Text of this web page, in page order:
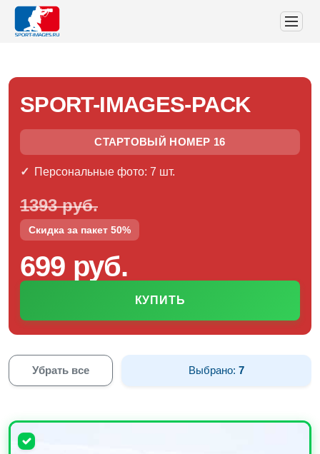
SPORT-IMAGES-PACK
СТАРТОВЫЙ НОМЕР 16
Персональные фото: 7 шт.
1393 руб.
Скидка за пакет 50%
699 руб.
КУПИТЬ
Убрать все Выбрано:7